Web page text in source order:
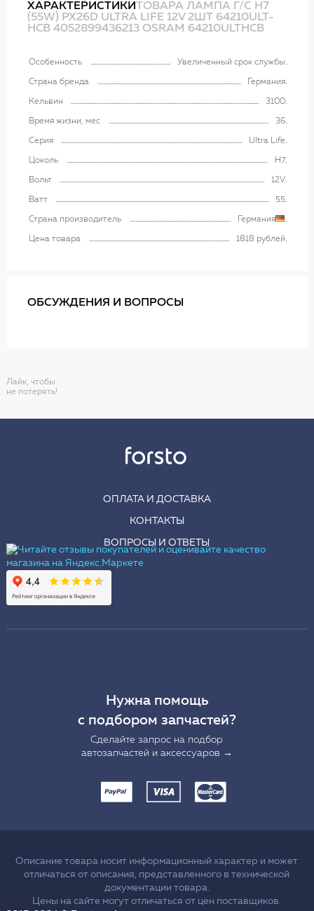
ХАРАКТЕРИСТИКИТОВАРА ЛАМПА Г/С H7
(55W) РХ26D ULTRA LIFE 12V 2ШТ 64210ULT-
HCB 4052899436213 OSRAM 64210ULTHCB
Особенность Увеличенный срок службы
Страна бренда Германия
Кельвин 3100
Время жизни, мес 36
Серия Ultra Life
Цоколь H7
Вольт 12V
Ватт 55
Страна производитель Германия
Цена товара 1818 рублей
ОБСУЖДЕНИЯ И ВОПРОСЫ
Лайк, чтобы
не потерять!
ОПЛАТА И ДОСТАВКА
КОНТАКТЫ
ВОПРОСЫ И ОТВЕТЫ
Нужна помощь
с подбором запчастей?
Сделайте запрос на подбор
автозапчастей и аксессуаров →
Описание товара носит информационный характер и может
отличаться от описания, представленного в технической
документации товара.
Цены на сайте могут отличаться от цен поставщиков.